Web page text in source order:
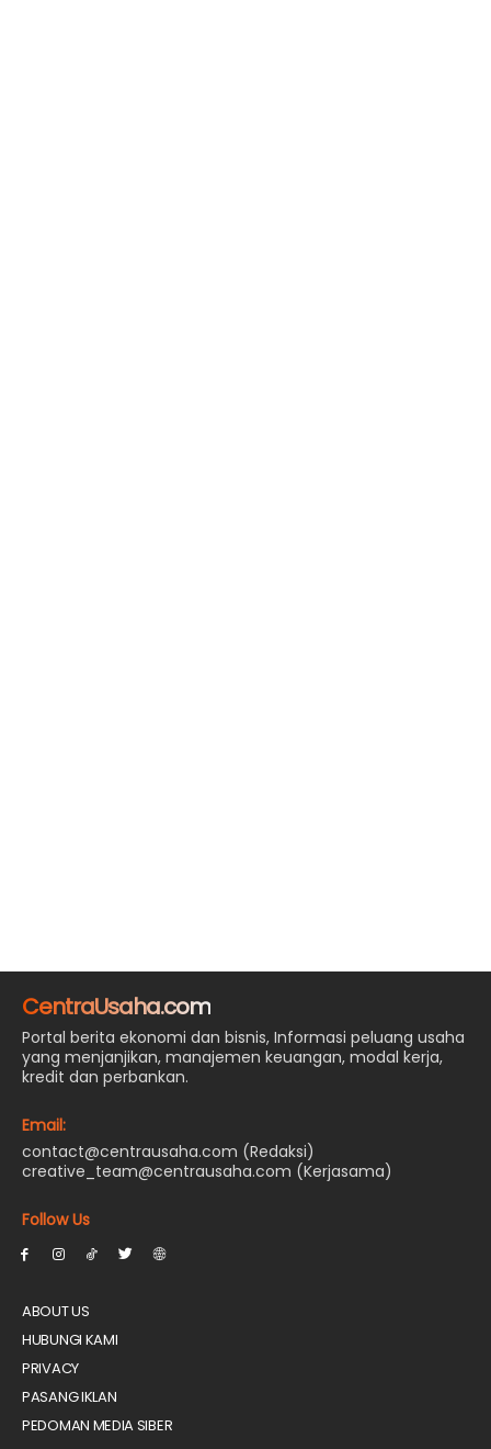
CentraUsaha.com
Portal berita ekonomi dan bisnis, Informasi peluang usaha
yang menjanjikan, manajemen keuangan, modal kerja,
kredit dan perbankan.
Email:
contact@centrausaha.com (Redaksi)
creative_team@centrausaha.com (Kerjasama)
Follow Us
ABOUT US
HUBUNGI KAMI
PRIVACY
PASANG IKLAN
PEDOMAN MEDIA SIBER